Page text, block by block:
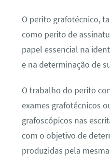
O perito grafotécnico,
como perito de
papel essencial na
e na determinação de
O trabalho do perito
exames grafotécnicos
grafoscópicos nas
com o objetivo de
produzidas pela